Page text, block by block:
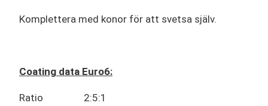
Komplettera med konor för att svetsa själv.
Coating data Euro6:
Ratio 2:5:1